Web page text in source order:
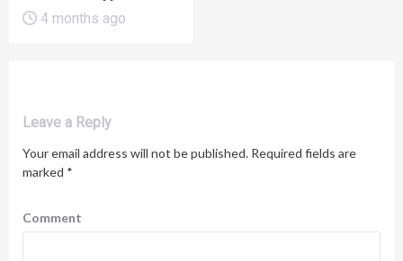
4 months ago
Leave a Reply
Your email address will not be published. Required fields are
marked *
Comment